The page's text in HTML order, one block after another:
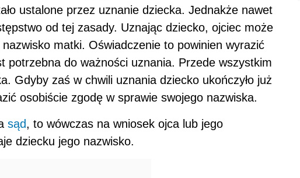
ustalone przez uznanie dziecka. Jednakże nawet
od tej zasady. Uznając dziecko, ojciec może
matki. Oświadczenie to powinien wyrazić
potrzebna do ważności uznania. Przede wszystkim
Gdyby zaś w chwili uznania dziecko ukończyło już
osobiście zgodę w sprawie swojego nazwiska.
sąd, to wówczas na wniosek ojca lub jego
dziecku jego nazwisko.